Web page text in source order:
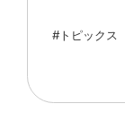
#トピックス